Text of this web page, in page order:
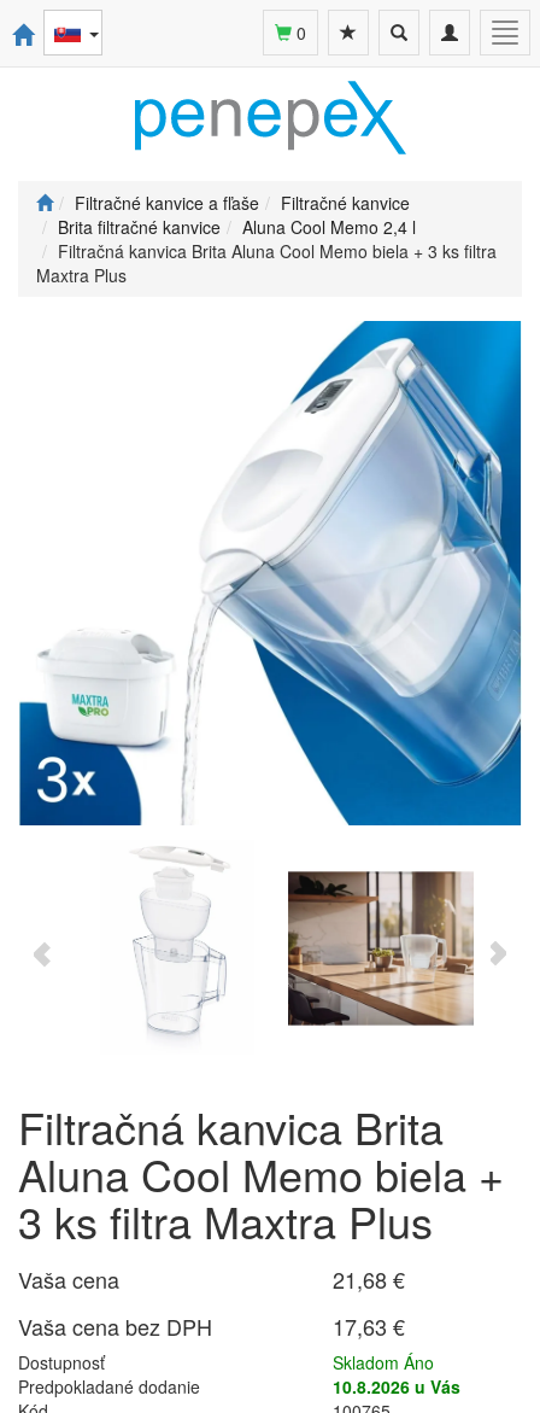
Toggle
navigation
Toggle
search
0
Filtračné kanvice a fľaše
Filtračné kanvice
Brita filtračné kanvice
Aluna Cool Memo 2,4 l
Filtračná kanvica Brita Aluna Cool Memo biela + 3 ks filtra
Maxtra Plus
Filtračná kanvica Brita
Aluna Cool Memo biela +
3 ks filtra Maxtra Plus
Vaša cena
21,68 €
Vaša cena bez DPH
17,63 €
Dostupnosť
Skladom Áno
Predpokladané dodanie
10.8.2026 u Vás